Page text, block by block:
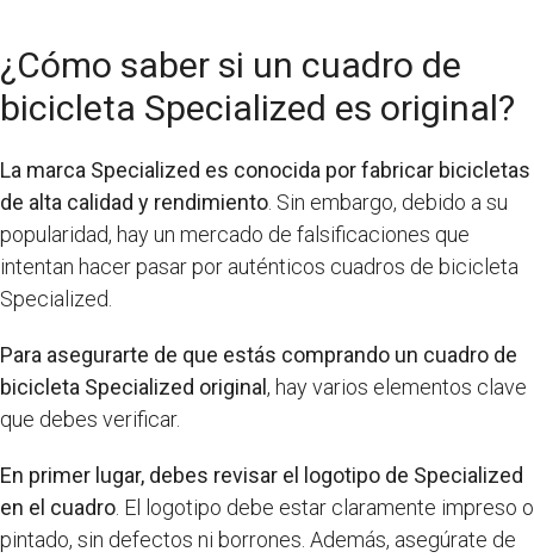
¿Cómo saber si un cuadro de
bicicleta Specialized es original?
La marca Specialized es conocida por fabricar bicicletas
de alta calidad y rendimiento . Sin embargo, debido a su
popularidad, hay un mercado de falsificaciones que
intentan hacer pasar por auténticos cuadros de bicicleta
Specialized.
Para asegurarte de que estás comprando un cuadro de
bicicleta Specialized original , hay varios elementos clave
que debes verificar.
En primer lugar, debes revisar el logotipo de Specialized
en el cuadro . El logotipo debe estar claramente impreso o
pintado, sin defectos ni borrones. Además, asegúrate de